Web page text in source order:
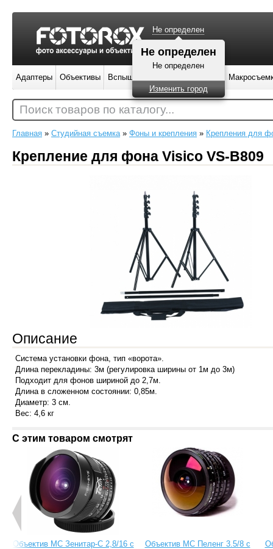
Главная » Студийная съемка» Фоны и крепления » Крепления для
Крепление для фона Visico VS-B809
Описание
Система установки фона, тип «ворота».
Длина перекладины: 3м (регулировка ширины от 1м до 3м)
Подходит для фонов шириной до 2,7м.
Длина в сложенном состоянии: 0,85м.
Диаметр: 3 см.
Вес: 4,6 кг
С этим товаром смотрят
Объектив МС Зенитар-C 2,8/16 с
Объектив МС Пеленг 3.5/8 с
Не определен
Не определен
Не определен
Изменить город
Адаптеры Объективы Вспышки
Поиск товаров по каталогу...